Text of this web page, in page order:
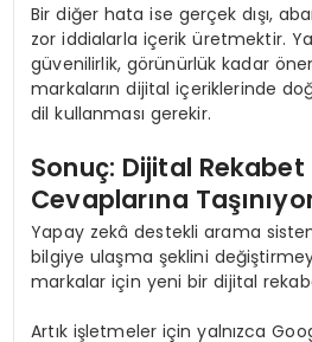
Bir diğer hata ise gerçek dışı,
zor iddialarla içerik üretmektir.
güvenilirlik, görünürlük kadar
markaların dijital içeriklerinde
dil kullanması gerekir.
Sonuç: Dijital
Cevaplarına
Yapay zekâ destekli arama
bilgiye ulaşma şeklini
markalar için yeni bir dijital
Artık işletmeler için yalnızca